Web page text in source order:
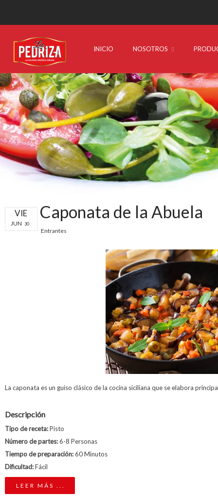
INICIO NOSOTROS
VIE
JUN 30
Caponata de la Abuela
Entrantes
La caponata es un guiso clásico de la cocina siciliana que se elabora
Descripción
Tipo de receta:Pisto
Número de partes:6-8 Personas
Tiempo de preparación:60 Minutos
Dificultad:Fácil
LEER MÁS ...